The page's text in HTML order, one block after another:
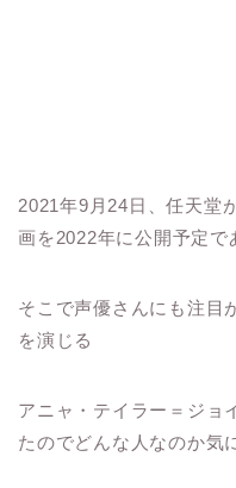
2021年9月24日、任天堂
画を2022年に公開予定で
そこで声優さんにも注目
を演じる
アニャ・テイラー＝ジョ
たのでどんな人なのか気